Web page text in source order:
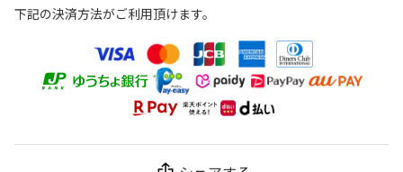
下記の決済方法がご利用頂けます。